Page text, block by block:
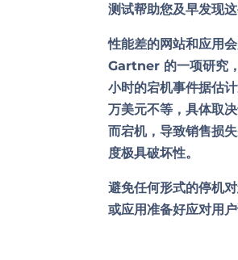
测试帮助您及早发现
性能差的网站和应用
Gartner 的一项研究
小时的宕机事件据估
万美元不等，具体取
而宕机，导致销售损
度极具破坏性。
避免任何形式的停机
或应用准备好应对用户